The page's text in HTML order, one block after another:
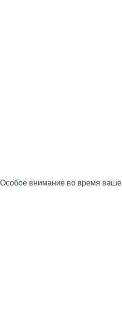
Особое внимание во время